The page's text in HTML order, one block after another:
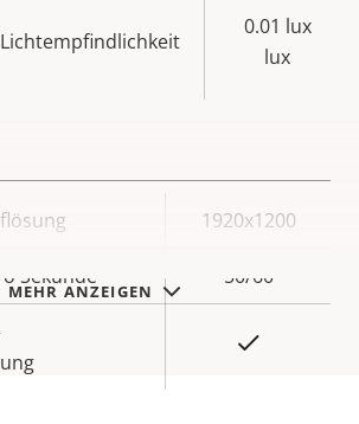
MEHR ANZEIGEN
0.01 lux
lux
Eigentumswert
1920x1200
Sekunde 50/60